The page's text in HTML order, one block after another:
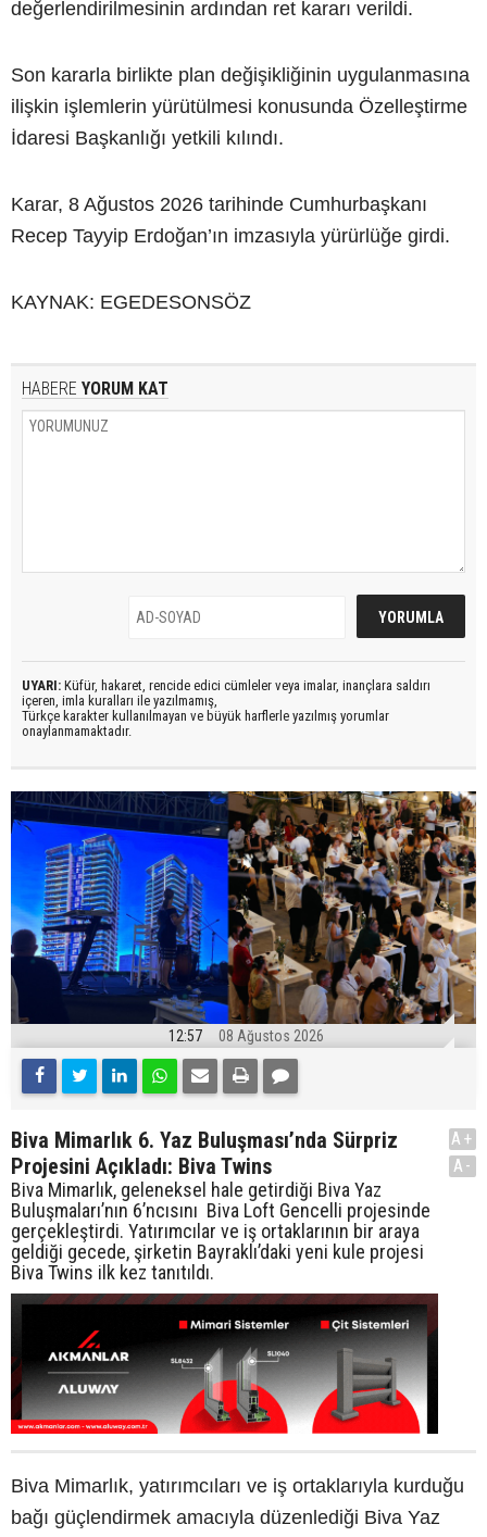
değerlendirilmesinin ardından ret kararı verildi.
Son kararla birlikte plan değişikliğinin uygulanmasına
ilişkin işlemlerin yürütülmesi konusunda Özelleştirme
İdaresi Başkanlığı yetkili kılındı.
Karar, 8 Ağustos 2026 tarihinde Cumhurbaşkanı
Recep Tayyip Erdoğan’ın imzasıyla yürürlüğe girdi.
KAYNAK: EGEDESONSÖZ
HABERE YORUM KAT
UYARI: Küfür, hakaret, rencide edici cümleler veya imalar, inançlara saldırı
içeren, imla kuralları ile yazılmamış,
Türkçe karakter kullanılmayan ve büyük harflerle yazılmış yorumlar
onaylanmamaktadır.
12:57 08 Ağustos 2026
Biva Mimarlık 6. Yaz Buluşması’nda Sürpriz
Projesini Açıkladı: Biva Twins
Biva Mimarlık, geleneksel hale getirdiği Biva Yaz
Buluşmaları’nın 6’ncısını Biva Loft Gencelli projesinde
gerçekleştirdi. Yatırımcılar ve iş ortaklarının bir araya
geldiği gecede, şirketin Bayraklı’daki yeni kule projesi
Biva Twins ilk kez tanıtıldı.
A+
A-
Biva Mimarlık, yatırımcıları ve iş ortaklarıyla kurduğu
bağı güçlendirmek amacıyla düzenlediği Biva Yaz